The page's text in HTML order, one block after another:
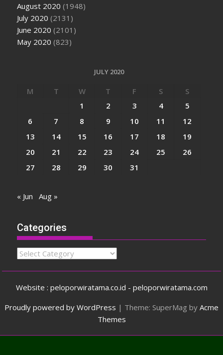
August 2020 (1948)
July 2020 (2131)
June 2020 (2101)
May 2020 (823)
JULY 2020
M T W T F S
S
1
2 3 4
5
6
7 8 9 10 11
12
13
14 15 16 17 18
19
20
21 22 23 24 25
26
27
28 29 30 31
« Jun Aug »
Categories
Categories
Website : peloporwiratama.co.id - peloporwiratama.com
Proudly powered by WordPress | Theme: SuperMag by Acme
Themes